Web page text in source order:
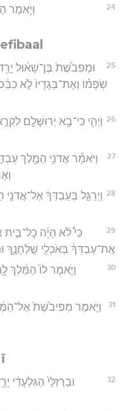
24 וַיֹּ֧אמֶר
25
וּמְפִבֹ֙שֶׁת֙ בֶּן־שָׁא֔וּל
שְׂפָמ֗וֹ וְאֶת־בְּגָדָיו֙ לֹ֣א
26 וַיְהִ֛י כִּי־בָ֥א יְרוּשָׁלִַ֖ם
27
וַיֹּאמַ֕ר אֲדֹנִ֥י הַמֶּ֖לֶךְ
28 וַיְרַגֵּ֣ל בְּעַבְדְּךָ֔
29
כִּי֩ לֹ֨א הָיָ֜ה
אֶֽת־עַבְדְּךָ֔ בְּאֹכְלֵ֖י שֻׁלְחָנֶ֑ךָ
30
וַיֹּ֤אמֶר לוֹ֙ הַמֶּ֔לֶךְ
31
וַיֹּ֤אמֶר מְפִיבֹ֙שֶׁת֙
32
וּבַרְזִלַּי֙ הַגִּלְעָדִ֔י